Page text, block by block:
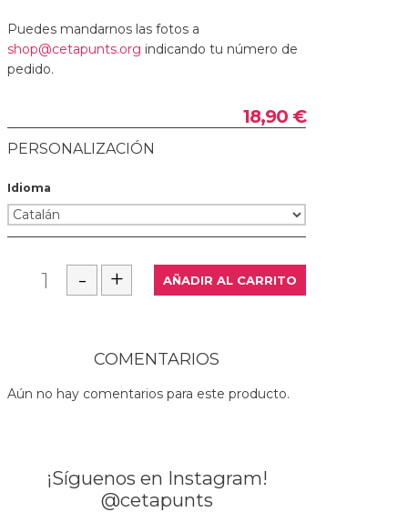
Puedes mandarnos las fotos a
shop@cetapunts.org indicando tu número de
pedido.
18,90 €
PERSONALIZACIÓN
Idioma
COMENTARIOS
Aún no hay comentarios para este producto.
¡Síguenos en Instagram!
@cetapunts